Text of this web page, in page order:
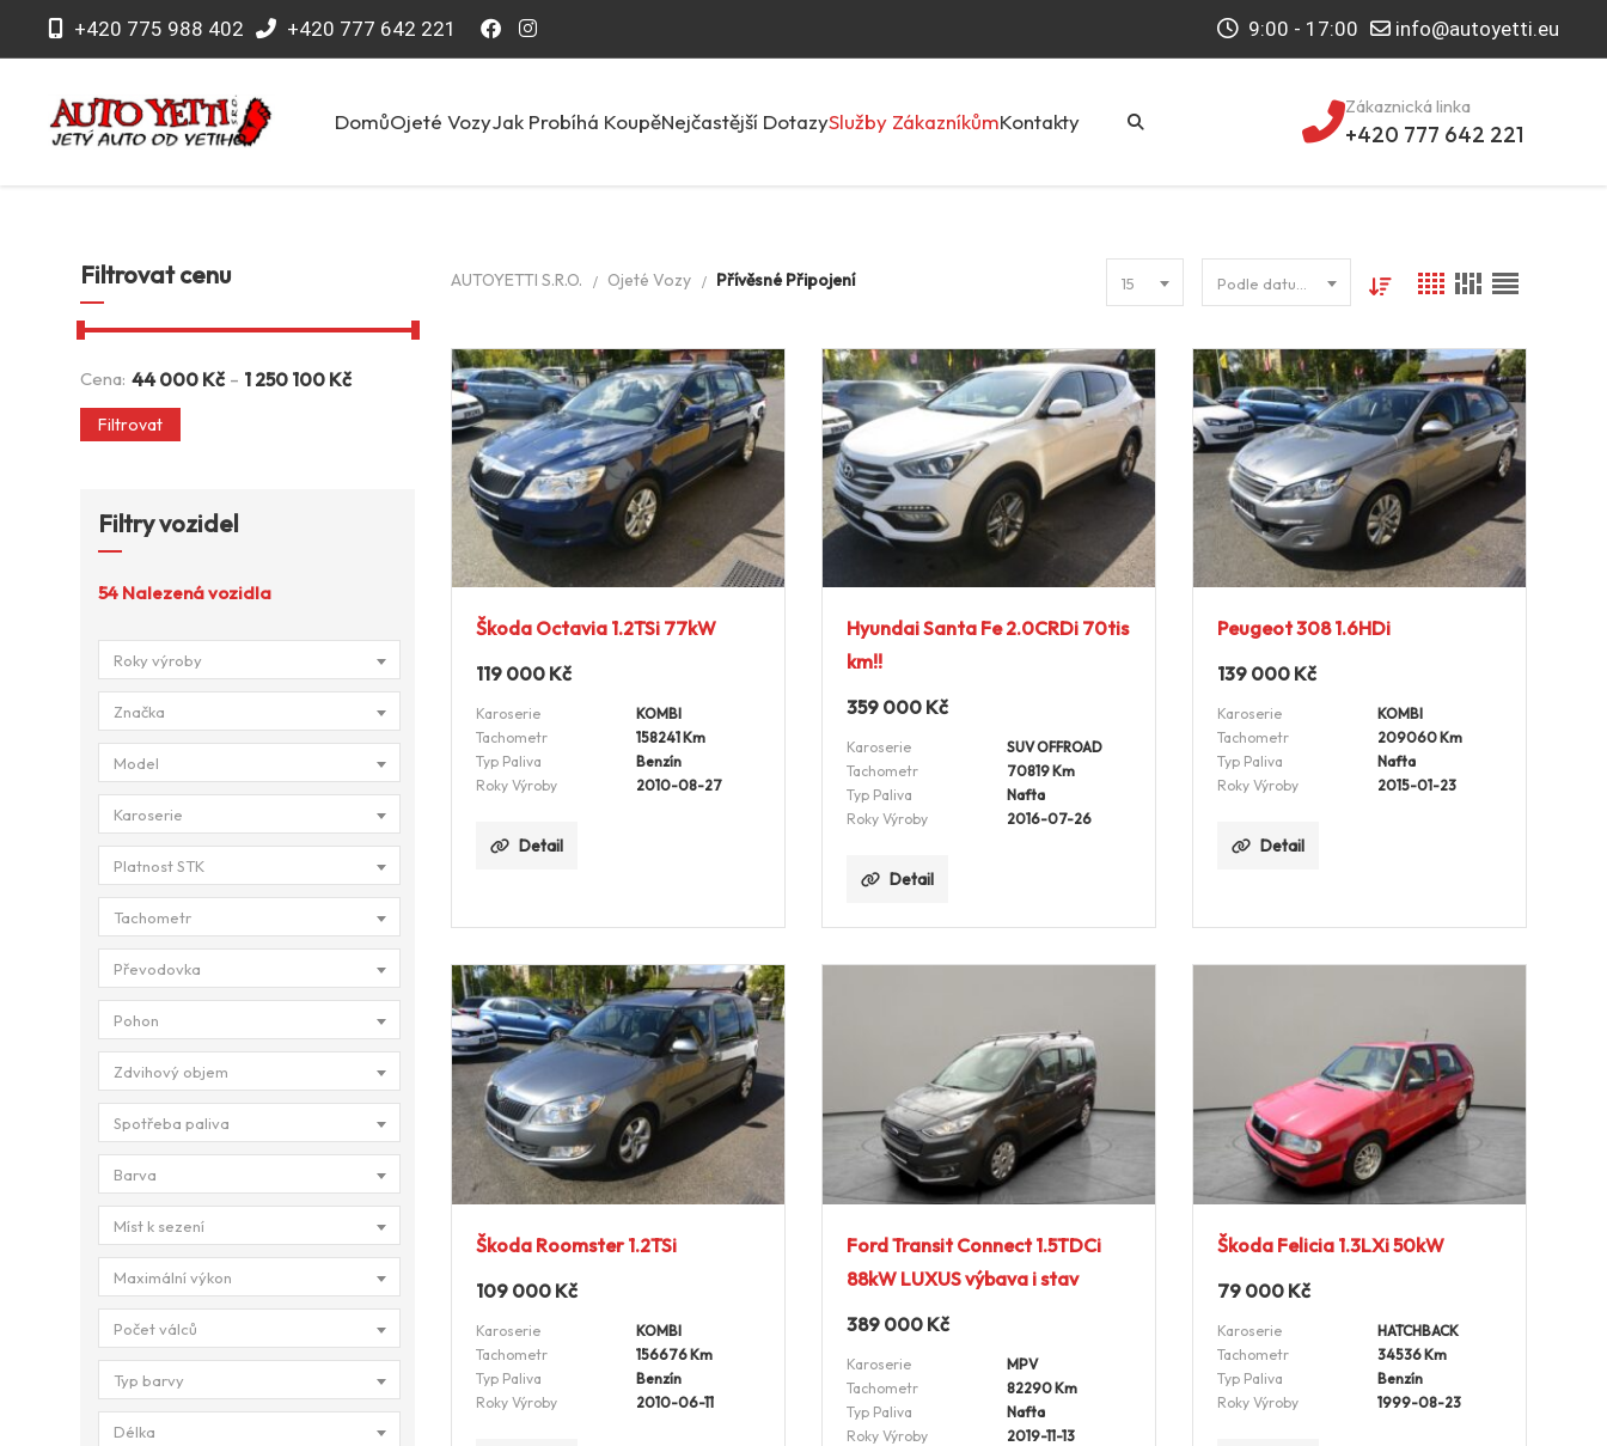
+420 775 988 402 +420 777 642 221 9:00 - 17:00 info@autoyetti.eu
DomůOjeté VozyJak Probíhá KoupěNejčastější DotazySlužby ZákazníkůmKontakty
Zákaznická linka
+420 777 642 221
Filtrovat cenu
Cena: 44 000 Kč - 1 250 100 Kč
Filtrovat
Filtry vozidel
54 Nalezená vozidla
Roky výroby
Značka
Model
Karoserie
Platnost STK
Tachometr
Převodovka
Pohon
Zdvihový objem
Spotřeba paliva
Barva
Míst k sezení
Maximální výkon
Počet válců
Typ barvy
Délka
AUTOYETTI S.R.O. Ojeté Vozy Přívěsné Připojení 15
Škoda Octavia 1.2TSi 77kW
119 000 Kč
Karoserie
KOMBI
Tachometr
158241 Km
Typ Paliva
Benzín
Roky Výroby
2010-08-27
Detail
Hyundai Santa Fe 2.0CRDi 70tis
km!!
359 000 Kč
Karoserie
SUV OFFROAD
Tachometr
70819 Km
Typ Paliva
Nafta
Roky Výroby
2016-07-26
Detail
Peugeot 308 1.6HDi
139 000 Kč
Karoserie
KOMBI
Tachometr
209060 Km
Typ Paliva
Nafta
Roky Výroby
2015-01-23
Detail
Škoda Roomster 1.2TSi
109 000 Kč
Karoserie
KOMBI
Tachometr
156676 Km
Typ Paliva
Benzín
Roky Výroby
2010-06-11
Ford Transit Connect 1.5TDCi
88kW LUXUS výbava i stav
389 000 Kč
Karoserie
MPV
Tachometr
82290 Km
Typ Paliva
Nafta
Roky Výroby
2019-11-13
Škoda Felicia 1.3LXi 50kW
79 000 Kč
Karoserie
HATCHBACK
Tachometr
34536 Km
Typ Paliva
Benzín
Roky Výroby
1999-08-23